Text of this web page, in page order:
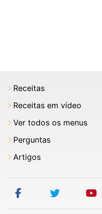
Receitas
Receitas em vídeo
Ver todos os menus
Perguntas
Artigos
facebooktwitter